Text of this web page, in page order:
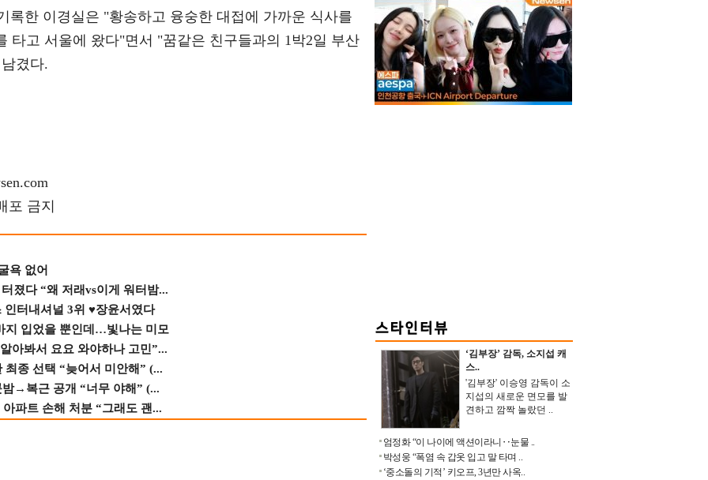
록한 이경실은 "황송하고 융숭한 대접에 가까운 식사를
타고 서울에 왔다"면서 "꿈같은 친구들과의 1박2일 부산
겼다.
포 금지
욕 없어
졌다 “왜 저래vs이게 워터밤...
인터내셔널 3위 ♥장윤서였다
지 입었을 뿐인데…빛나는 미모
아봐서 요요 와야하나 고민”...
종 선택 “늦어서 미안해” (...
→복근 공개 “너무 야해” (...
파트 손해 처분 “그래도 괜...
‘김부장’ 감독, 소지섭 캐
스..
'김부장' 이승영 감독이 소
지섭의 새로운 면모를 발
견하고 깜짝 놀랐던 ..
엄정화 “이 나이에 액션이라니‥눈물 ..
박성웅 “폭염 속 갑옷 입고 말 타며 ..
‘중소돌의 기적’ 키오프, 3년만 사옥..